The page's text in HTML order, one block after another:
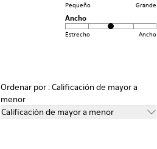
Pequeño Grande
Ancho
Estrecho Ancho
Ordenar por : Calificación de mayor a
menor
Calificación de mayor a menor